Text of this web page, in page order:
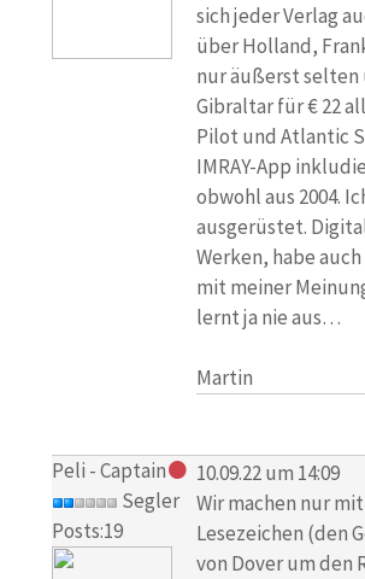
sich jeder Verlag
über Holland,
nur äußerst selten
Gibraltar für € 22
Pilot und Atlantic
IMRAY-App
obwohl aus 2004.
ausgerüstet.
Werken, habe
mit meiner
lernt ja nie aus…
Martin
Peli - Captain
Segler
Posts:19
10.09.22 um 14:09
Wir machen nur
Lesezeichen (den
von Dover um den